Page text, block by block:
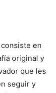
en
original y
que les
seguir y